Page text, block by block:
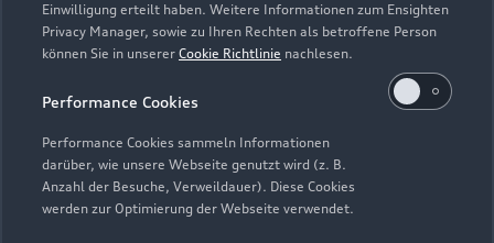
Einwilligung erteilt haben. Weitere Informationen zum Ensighten
Privacy Manager, sowie zu Ihren Rechten als betroffene Person
können Sie in unserer Cookie Richtlinie nachlesen.
Performance Cookies
Performance Cookies sammeln Informationen
darüber, wie unsere Webseite genutzt wird (z. B.
Anzahl der Besuche, Verweildauer). Diese Cookies
werden zur Optimierung der Webseite verwendet.
Modelle
Elektromodelle
Plug-in-Hybride
Neuwagensuche
Gebrauchtwagensuche
Service & Zubehör
Saisonale Angebote
Support